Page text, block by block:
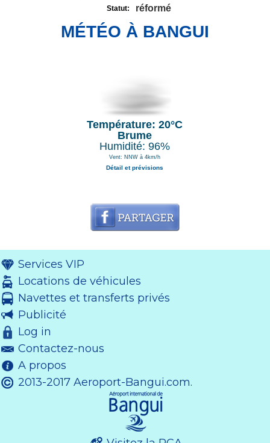
Statut: réformé
MÉTÉO À BANGUI
Température: 20°C
Brume
Humidité: 96%
Vent: NNW à 4km/h
Détail et prévisions
Services VIP
Locations de véhicules
Navettes et transferts privés
Publicité
Log in
Contactez-nous
A propos
2013-2017 Aeroport-Bangui.com.